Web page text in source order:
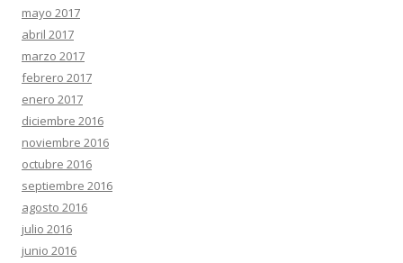
mayo 2017
abril 2017
marzo 2017
febrero 2017
enero 2017
diciembre 2016
noviembre 2016
octubre 2016
septiembre 2016
agosto 2016
julio 2016
junio 2016